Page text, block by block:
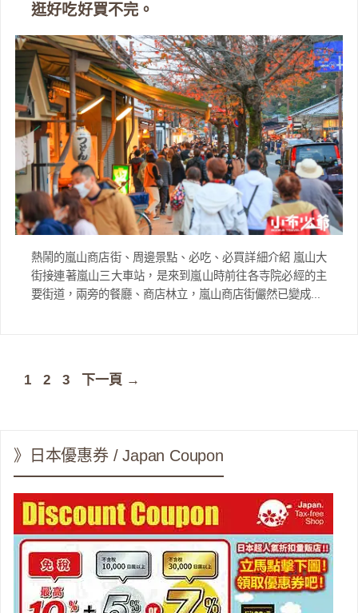
逛好吃好買不完。
熱鬧的嵐山商店街、周邊景點、必吃、必買詳細介紹 嵐山大
街接連著嵐山三大車站，是來到嵐山時前往各寺院必經的主
要街道，兩旁的餐廳、商店林立，嵐山商店街儼然已變成...
頁
1
頁
2
頁
3 下一頁 →
》日本優惠券 / Japan Coupon